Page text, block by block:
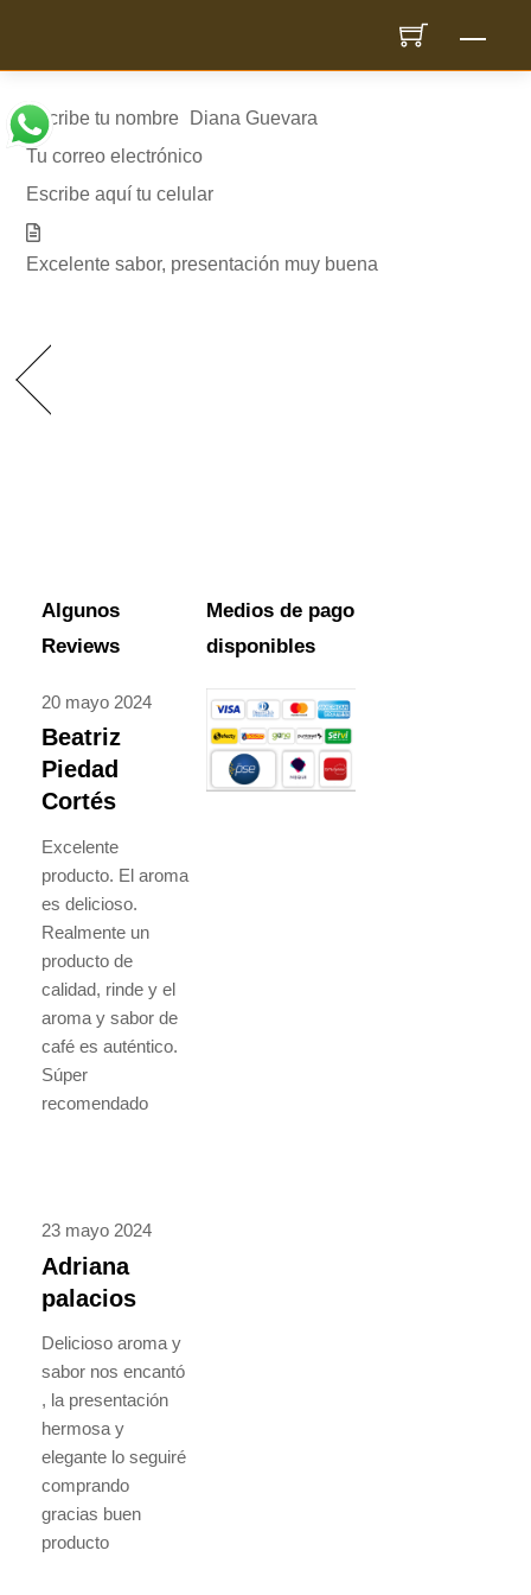
Menu
Escribe tu nombre
Diana Guevara
Tu correo electrónico
Escribe aquí tu celular
Excelente sabor, presentación muy buena
Algunos
Reviews
20 mayo 2024
Beatriz
Piedad
Cortés
Excelente
producto. El aroma
es delicioso.
Realmente un
producto de
calidad, rinde y el
aroma y sabor de
café es auténtico.
Súper
recomendado
23 mayo 2024
Adriana
palacios
Delicioso aroma y
sabor nos encantó
, la presentación
hermosa y
elegante lo seguiré
comprando
gracias buen
producto
Medios de pago
disponibles